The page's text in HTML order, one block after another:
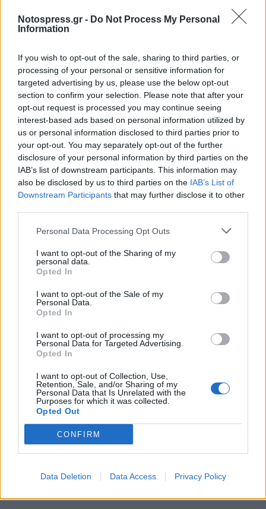
Notospress.gr - Do Not Process My Personal
Information
If you wish to opt-out of the sale, sharing to third parties, or
processing of your personal or sensitive information for
targeted advertising by us, please use the below opt-out
section to confirm your selection. Please note that after your
opt-out request is processed you may continue seeing
interest-based ads based on personal information utilized by
us or personal information disclosed to third parties prior to
your opt-out. You may separately opt-out of the further
disclosure of your personal information by third parties on the
IAB’s list of downstream participants. This information may
also be disclosed by us to third parties on the IAB’s List of
Downstream Participants that may further disclose it to other
Personal Data Processing Opt Outs
I want to opt-out of the Sharing of my
personal data.
Opted In
I want to opt-out of the Sale of my
Personal Data.
Opted In
I want to opt-out of processing my
Personal Data for Targeted Advertising.
Opted In
I want to opt-out of Collection, Use,
Retention, Sale, and/or Sharing of my
Personal Data that Is Unrelated with the
Purposes for which it was collected.
Opted Out
CONFIRM
Data Deletion Data Access Privacy Policy